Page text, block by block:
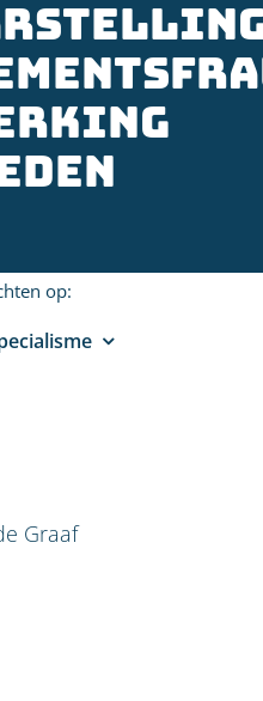
op:
Graaf